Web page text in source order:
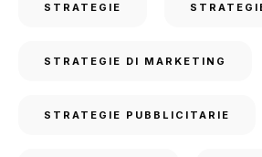
STRATEGIE
STRATEGIE DI MARKETING
STRATEGIE PUBBLICITARIE